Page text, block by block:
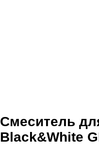
Смеситель
Black&White